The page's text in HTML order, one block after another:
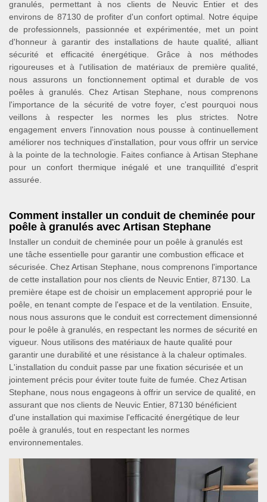
granulés, permettant à nos clients de Neuvic Entier et des
environs de 87130 de profiter d'un confort optimal. Notre équipe
de professionnels, passionnée et expérimentée, met un point
d'honneur à garantir des installations de haute qualité, alliant
sécurité et efficacité énergétique. Grâce à nos méthodes
rigoureuses et à l'utilisation de matériaux de première qualité,
nous assurons un fonctionnement optimal et durable de vos
poêles à granulés. Chez Artisan Stephane, nous comprenons
l'importance de la sécurité de votre foyer, c'est pourquoi nous
veillons à respecter les normes les plus strictes. Notre
engagement envers l'innovation nous pousse à continuellement
améliorer nos techniques d'installation, pour vous offrir un service
à la pointe de la technologie. Faites confiance à Artisan Stephane
pour un confort thermique inégalé et une tranquillité d'esprit
assurée.
Comment installer un conduit de cheminée pour
poêle à granulés avec Artisan Stephane
Installer un conduit de cheminée pour un poêle à granulés est
une tâche essentielle pour garantir une combustion efficace et
sécurisée. Chez Artisan Stephane, nous comprenons l'importance
de cette installation pour nos clients de Neuvic Entier, 87130. La
première étape est de choisir un emplacement approprié pour le
poêle, en tenant compte de l'espace et de la ventilation. Ensuite,
nous nous assurons que le conduit est correctement dimensionné
pour le poêle à granulés, en respectant les normes de sécurité en
vigueur. Nous utilisons des matériaux de haute qualité pour
garantir une durabilité et une résistance à la chaleur optimales.
L'installation du conduit passe par une fixation sécurisée et un
jointement précis pour éviter toute fuite de fumée. Chez Artisan
Stephane, nous nous engageons à offrir un service de qualité, en
assurant que nos clients de Neuvic Entier, 87130 bénéficient
d'une installation qui maximise l'efficacité énergétique de leur
poêle à granulés, tout en respectant les normes
environnementales.